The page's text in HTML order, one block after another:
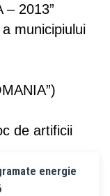
– 2013”
municipiului
de artificii
energie